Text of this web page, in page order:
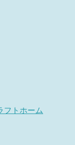
トホーム